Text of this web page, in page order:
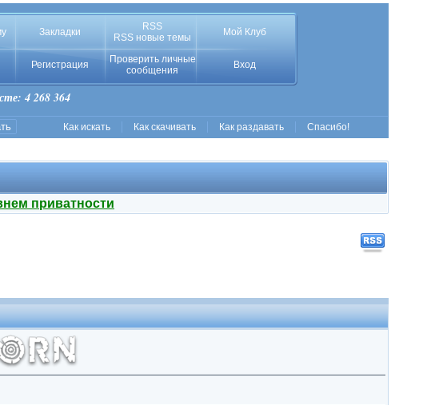
Закладки
RSS
RSS новые темы
Мой Клуб
Регистрация
Проверить личные
сообщения
Вход
4 268 364
Как искать Как скачивать Как раздавать Спасибо!
приватности